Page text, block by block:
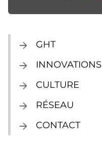
GHT
INNOVATIONS
CULTURE
RÉSEAU
CONTACT